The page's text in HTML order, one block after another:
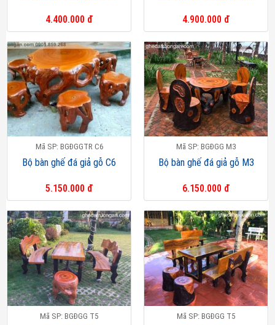
4.400.000 đ 4.900.000 đ
Mã SP: BGĐGGTR C6
Bộ bàn ghế đá giả gỗ C6
5.150.000 đ
Mã SP: BGĐGG M3
Bộ bàn ghế đá giả gỗ M3
6.150.000 đ
Mã SP: BGĐGG T5 Mã SP: BGĐGG T5